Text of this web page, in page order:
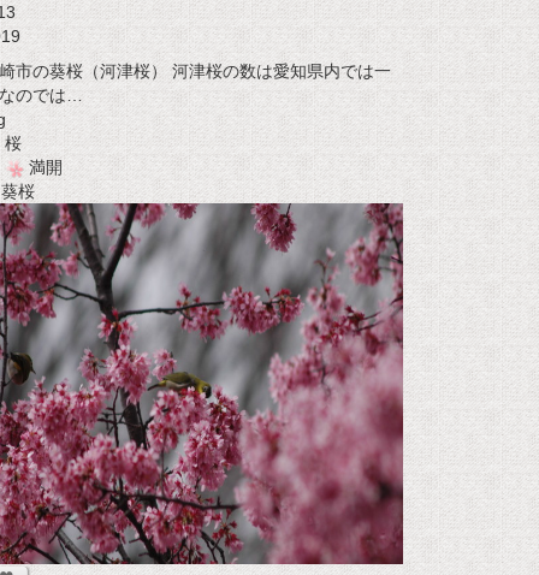
市の葵桜（河津桜） 河津桜の数は愛知県内では一
のでは…
桜
満開
桜